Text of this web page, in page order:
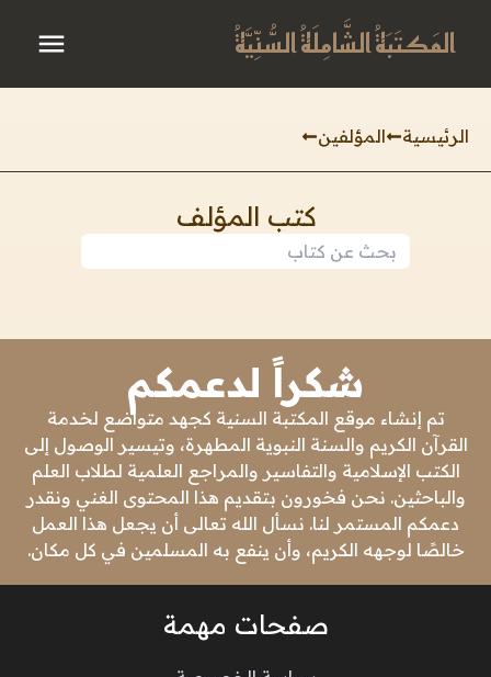
المَكتَبَةُ الشَّامِلَةُ السُّنِّيَّةُ
الرئيسية المؤلفين
كتب المؤلف
شكراً لدعمكم
تم إنشاء موقع المكتبة السنية كجهد متواضع لخدمة
القرآن الكريم والسنة النبوية المطهرة، وتيسير الوصول إلى
الكتب الإسلامية والتفاسير والمراجع العلمية لطلاب العلم
والباحثين. نحن فخورون بتقديم هذا المحتوى الغني ونقدر
دعمكم المستمر لنا. نسأل الله تعالى أن يجعل هذا العمل
خالصًا لوجهه الكريم، وأن ينفع به المسلمين في كل مكان.
صفحات مهمة